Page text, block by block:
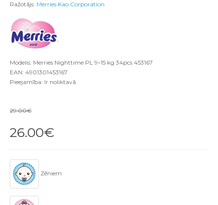
Ražotājs: Merries Kao Corporation
Modelis: Merries Nighttime PL 9–15 kg 34pcs 453167
EAN: 4901301453167
Pieejamība: Ir noliktavā
29.00€
26.00€
Zēniem